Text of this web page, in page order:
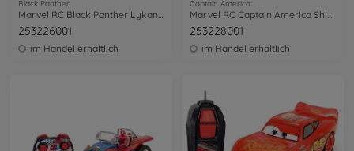
Black Panther
Marvel RC Black Panther Lykan 1:16
253226001
im Handel erhältlich
Captain America
Marvel RC Captain America Shield 1:14
253228001
im Handel erhältlich